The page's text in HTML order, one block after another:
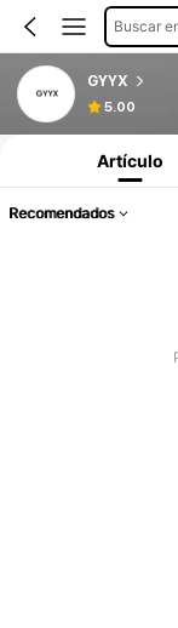
Buscar
GYYX
5.00
Artículo
Recomendados